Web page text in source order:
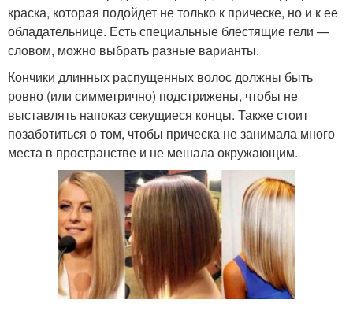
краска, которая подойдет не только к прическе, но и к ее
обладательнице. Есть специальные блестящие гели —
словом, можно выбрать разные варианты.
Кончики длинных распущенных волос должны быть
ровно (или симметрично) подстрижены, чтобы не
выставлять напоказ секущиеся концы. Также стоит
позаботиться о том, чтобы прическа не занимала много
места в пространстве и не мешала окружающим.